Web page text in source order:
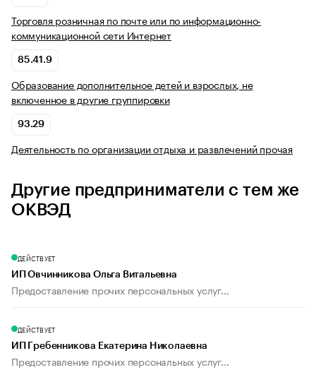
Торговля розничная по почте или по информационно-
коммуникационной сети Интернет
85.41.9
Образование дополнительное детей и взрослых, не
включенное в другие группировки
93.29
Деятельность по организации отдыха и развлечений прочая
Другие предприниматели с тем же
ОКВЭД
ДЕЙСТВУЕТ
ИП Овчинникова Ольга Витальевна
Предоставление прочих персональных услуг...
ДЕЙСТВУЕТ
ИП Гребенникова Екатерина Николаевна
Предоставление прочих персональных услуг...